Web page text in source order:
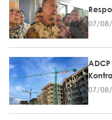
07/08/
07/08/